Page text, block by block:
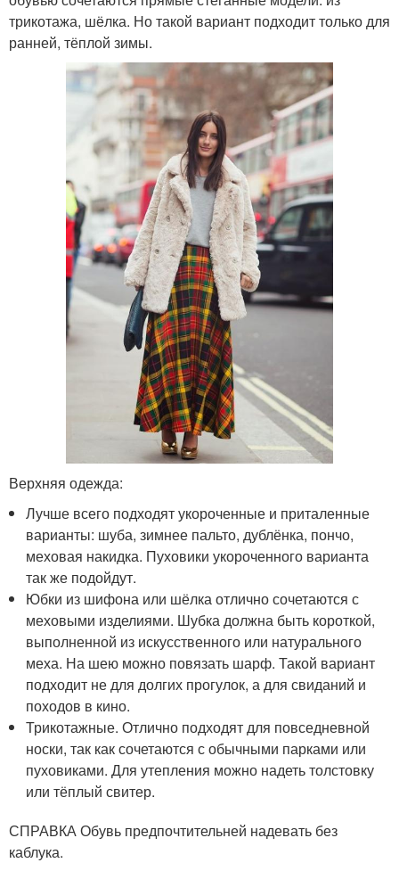
трикотажа, шёлка. Но такой вариант подходит только для
ранней, тёплой зимы.
Верхняя одежда:
Лучше всего подходят укороченные и приталенные
варианты: шуба, зимнее пальто, дублёнка, пончо,
меховая накидка. Пуховики укороченного варианта
так же подойдут.
Юбки из шифона или шёлка отлично сочетаются с
меховыми изделиями. Шубка должна быть короткой,
выполненной из искусственного или натурального
меха. На шею можно повязать шарф. Такой вариант
подходит не для долгих прогулок, а для свиданий и
походов в кино.
Трикотажные. Отлично подходят для повседневной
носки, так как сочетаются с обычными парками или
пуховиками. Для утепления можно надеть толстовку
или тёплый свитер.
СПРАВКА Обувь предпочтительней надевать без
каблука.